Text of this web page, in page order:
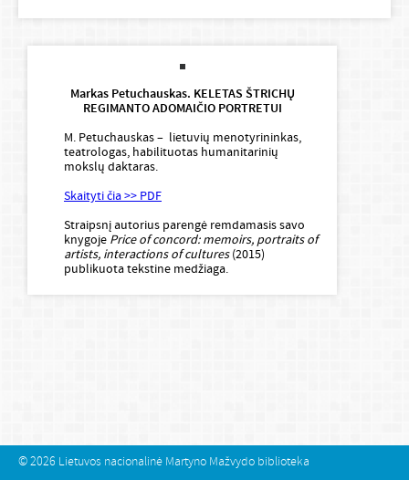
Markas Petuchauskas. KELETAS ŠTRICHŲ
REGIMANTO ADOMAIČIO PORTRETUI
M. Petuchauskas – lietuvių menotyrininkas,
teatrologas, habilituotas humanitarinių
mokslų daktaras.
Skaityti čia >> PDF
Straipsnį autorius parengė remdamasis savo
knygoje Price of concord: memoirs, portraits of
artists, interactions of cultures(2015)
publikuota tekstine medžiaga.
© 2026 Lietuvos nacionalinė Martyno Mažvydo biblioteka